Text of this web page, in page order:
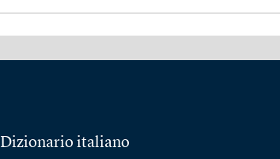
Dizionario italiano